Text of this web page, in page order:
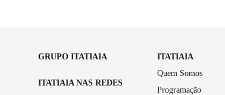
GRUPO ITATIAIA
ITATIAIA NAS REDES
ITATIAIA
Quem Somos
Programação